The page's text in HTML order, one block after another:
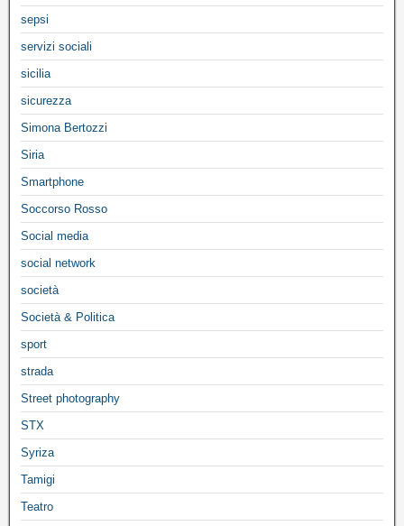
sepsi
servizi sociali
sicilia
sicurezza
Simona Bertozzi
Siria
Smartphone
Soccorso Rosso
Social media
social network
società
Società & Politica
sport
strada
Street photography
STX
Syriza
Tamigi
Teatro